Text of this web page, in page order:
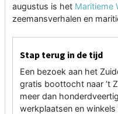
augustus is het Maritieme
zeemansverhalen en
Stap terug in de tijd
Een bezoek aan het
gratis boottocht naar ‘t
meer dan
werkplaatsen en